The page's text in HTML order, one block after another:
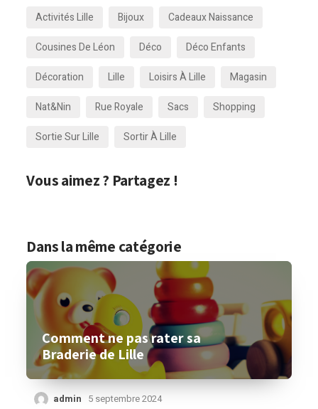
Activités Lille Bijoux
Cadeaux Naissance
Cousines De Léon
Déco
Déco Enfants
Décoration
Lille Loisirs À Lille
Magasin
Nat&Nin
Rue Royale Sacs
Shopping
Sortie Sur Lille
Sortir À Lille
Vous aimez ? Partagez !
Dans la même catégorie
Comment ne pas rater sa
Braderie de Lille
admin 5 septembre 2024